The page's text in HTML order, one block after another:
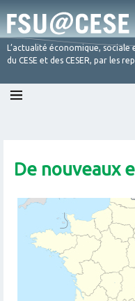
L’actualité économique,
du CESE et des CESER, par les
Skip
De nouveaux